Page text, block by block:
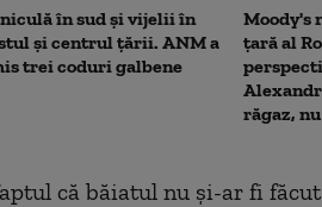
în sud și vijelii în
și centrul țării. ANM a
trei coduri galbene
Moody's
țară al
răgaz,
că băiatul nu şi-ar fi